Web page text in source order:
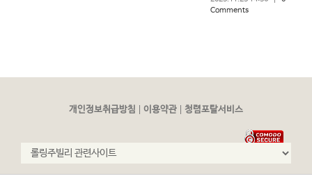
Comments
개인정보취급방침 이용약관 청렴포탈서비스